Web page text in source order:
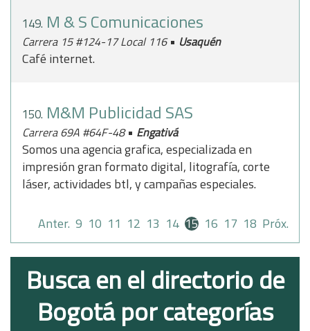
149. M & S Comunicaciones
Carrera 15 #124-17 Local 116• Usaquén
Café internet.
150. M&M Publicidad SAS
Carrera 69A #64F-48• Engativá
Somos una agencia grafica, especializada en
impresión gran formato digital, litografía, corte
láser, actividades btl, y campañas especiales.
Anter. 9 10 11 12 13 14 15 16 17 18 Próx.
Busca en el directorio de
Bogotá por categorías